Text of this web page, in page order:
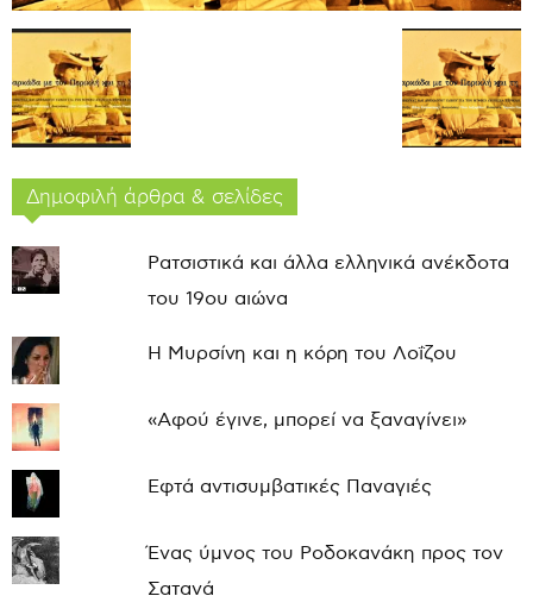
Δημοφιλή άρθρα & σελίδες
Ρατσιστικά και άλλα ελληνικά ανέκδοτα
του 19ου αιώνα
Η Μυρσίνη και η κόρη του Λοΐζου
«Αφού έγινε, μπορεί να ξαναγίνει»
Εφτά αντισυμβατικές Παναγιές
Ένας ύμνος του Ροδοκανάκη προς τον
Σατανά